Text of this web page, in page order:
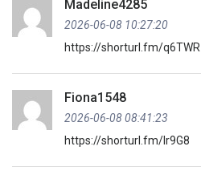
Madeline4285
2026-06-08 10:27:20
https://shorturl.fm/q6TWR
Fiona1548
2026-06-08 08:41:23
https://shorturl.fm/lr9G8